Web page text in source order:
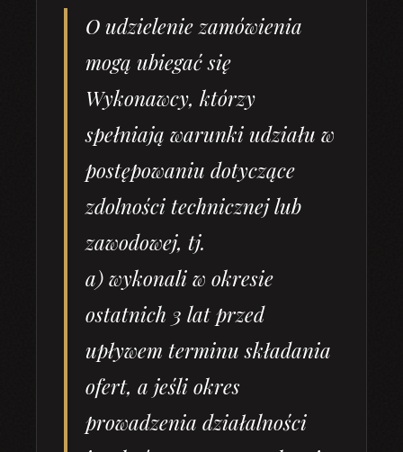
O udzielenie zamówienia
mogą ubiegać się
Wykonawcy, którzy
spełniają warunki udziału w
postępowaniu dotyczące
zdolności technicznej lub
zawodowej, tj.
a) wykonali w okresie
ostatnich 3 lat przed
upływem terminu składania
ofert, a jeśli okres
prowadzenia działalności